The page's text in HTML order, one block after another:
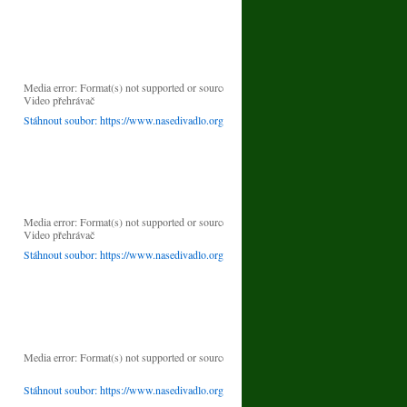
Media error: Format(s) not supported or source(s) not found
Stáhnout soubor: https://www.nasedivadlo.org/wp-content/uploads/2024/10/01-KLIP-
Video přehrávač
Media error: Format(s) not supported or source(s) not found
Stáhnout soubor: https://www.nasedivadlo.org/wp-content/uploads/2025/09/
Video přehrávač
Media error: Format(s) not supported or source(s) not found
Stáhnout soubor: https://www.nasedivadlo.org/wp-content/uploads/2026/07/ODPAD-